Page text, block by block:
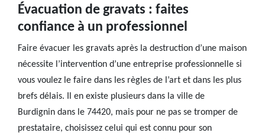
Évacuation de gravats : faites
confiance à un professionnel
Faire évacuer les gravats après la destruction d’une maison
nécessite l’intervention d’une entreprise professionnelle si
vous voulez le faire dans les règles de l’art et dans les plus
brefs délais. Il en existe plusieurs dans la ville de
Burdignin dans le 74420, mais pour ne pas se tromper de
prestataire, choisissez celui qui est connu pour son